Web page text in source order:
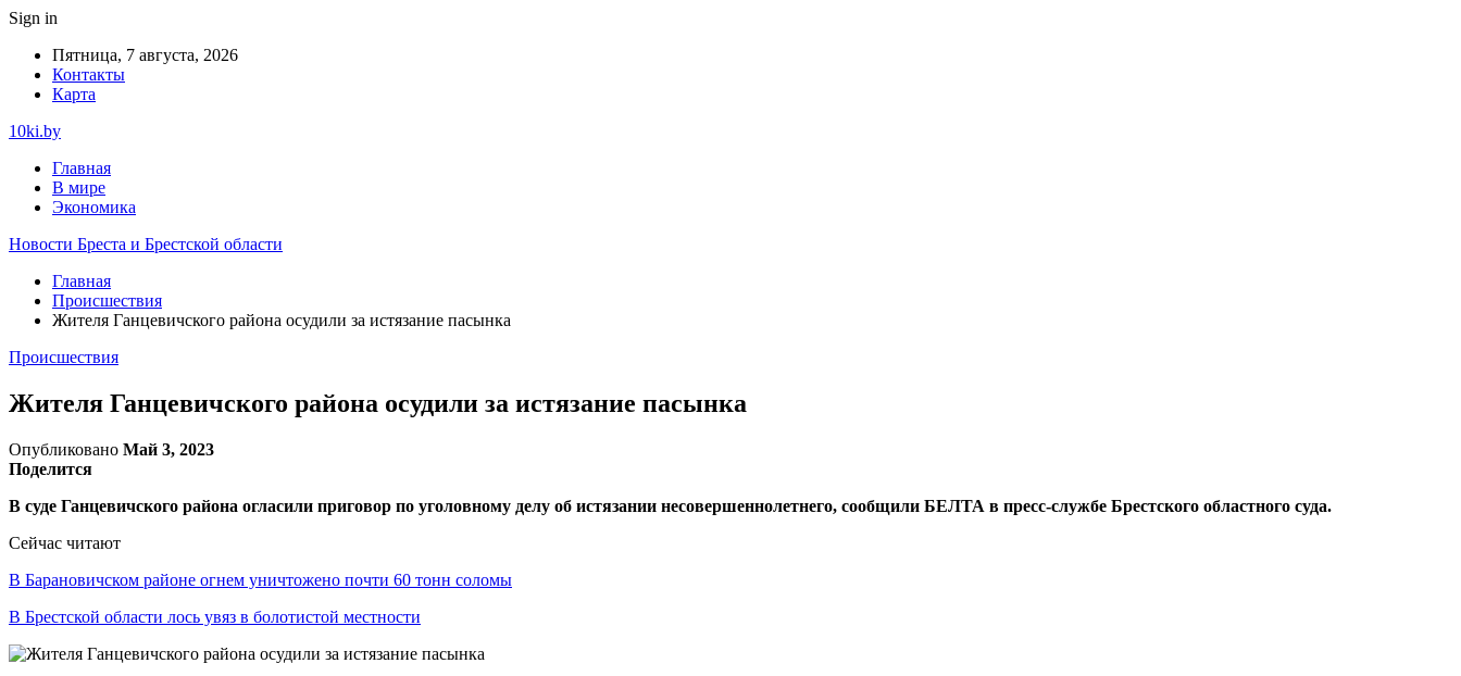
Sign in
Пятница, 7 августа, 2026
Контакты
Карта
10ki.by
Главная
В мире
Экономика
Новости Бреста и Брестской области
Главная
Происшествия
Жителя Ганцевичского района осудили за истязание пасынка
Происшествия
Жителя Ганцевичского района осудили за истязание пасынка
Опубликовано Май 3, 2023
Поделится
В суде Ганцевичского района огласили приговор по уголовному делу об истязании несовершеннолетнего, сообщили БЕЛТА в пресс-службе Брестского областного суда.
Сейчас читают
В Барановичском районе огнем уничтожено почти 60 тонн соломы
В Брестской области лось увяз в болотистой местности